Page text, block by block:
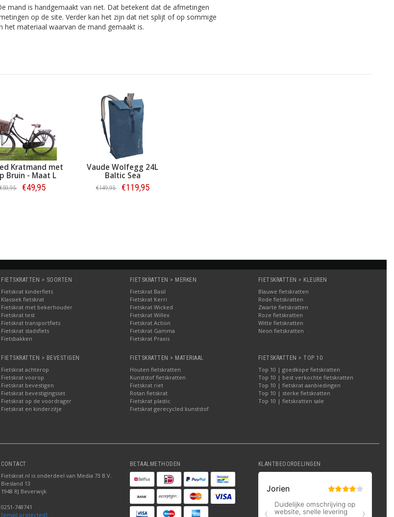
mand is handgemaakt van riet. Dat betekent dat de afmetingen
op de site. Verder kan het zijn dat riet splijt of op sommige
het materiaal waarvan de mand gemaakt is.
Kratmand met
Bruin - Maat L
€59,95 €49,95
Vaude Wolfegg 24L
Baltic Sea
€149,95 €119,95
FIETSKRATTEN > SOORTEN
Fietskrat kinderfiets
Klassiek fietskrat
Fietskrat met bekerhouder
Fietskrat test
Fietskrat transportfiets
Fietskrat stadsfiets
Fietsbakken
FIETSKRATTEN > MERKEN
Fietskrat Basil
Fietskrat Kerri
Fietskrat Wicked
Fietskrat Willex
Fietskrat Action
Fietskrat Gamma
Fietskrat Praxis
FIETSKRATTEN > KLEUREN
Blauwe fietskratten
Rode fietskratten
Zwarte fietskratten
Roze fietskratten
Witte fietskratten
Neon fietskratten
FIETSKRATTEN > BEVESTIGEN
Fietskrat achterop
Fietskrat voorop
Fietskrat bevestigen
Fietskrat bevestigingsset
Fietskrat op de voordrager
Fietskrat en kinderzitje
FIETSKRATTEN > MATERIAAL
Houten fietskratten
Kunststof fietskratten
Fietskrat riet
Rotan fietskrat
Fietskrat plastic
Fietskrat gerecycled kunststof
FIETSKRATTEN > TOP 10
Top 10 | goedkope fietskratten
Top 10 | best verkochte fietskratten
Top 10 | fietskrat aanbiedingen
Top 10 | sterke fietskratten
Top 10 | fietskratten sale
CONTACT
Fietskrat.nl is onderdeel van Media 73 B.V.
Biesland 13
1948 RJ Beverwijk
0251-748741
[email protected]
BETAALMETHODEN KLANTBEOORDELINGEN